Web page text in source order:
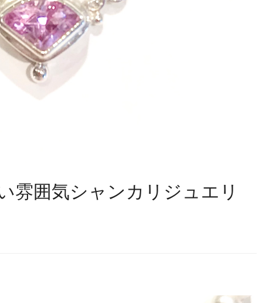
雰囲気シャンカリジュエリ